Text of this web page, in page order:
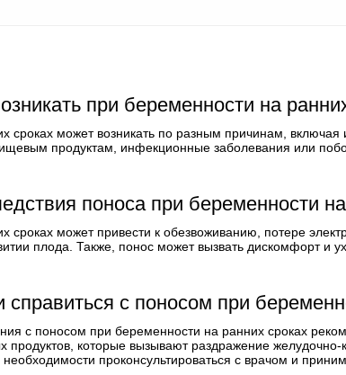
при беременности на
сроках может возникать по разным причинам,
продуктам, инфекционные заболевания или
поноса при беременности
сроках может привести к обезвоживанию, потере
плода. Также, понос может вызвать дискомфорт и
справиться с поносом при
с поносом при беременности на ранних сроках
продуктов, которые вызывают раздражение желудочно-
проконсультироваться с врачом и